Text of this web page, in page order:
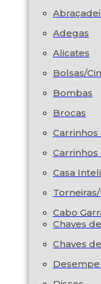
Adegas
Alicates
Bolsas/
Bombas
Brocas
Carrinhos
Carrinhos
Casa
Cabo
Chaves
Chaves